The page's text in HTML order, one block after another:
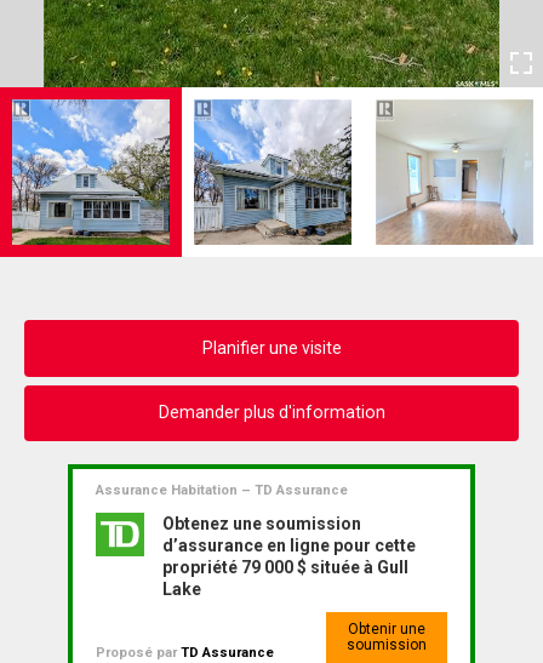
Planifier une visite
Demander plus d'information
Assurance Habitation – TD Assurance
Obtenez une soumission
d’assurance en ligne pour cette
propriété 79 000 $ située à Gull
Lake
Proposé parTD Assurance
Obtenir une
soumission